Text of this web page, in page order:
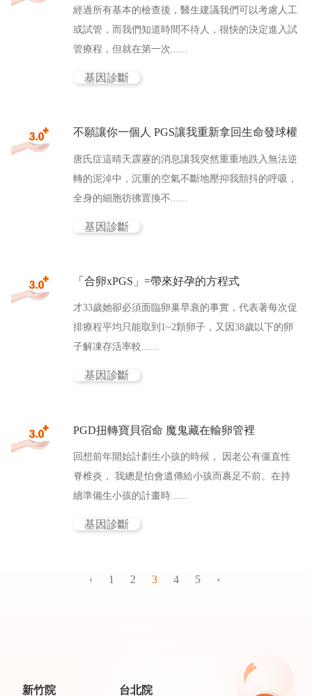
經過所有基本的檢查後，醫生建議我們可以考慮人工
或試管，而我們知道時間不待人，很快的決定進入試
管療程，但就在第一次......
基因診斷
不願讓你一個人 PGS讓我重新拿回生命發球權
唐氏症這晴天霹靂的消息讓我突然重重地跌入無法逆
轉的泥淖中，沉重的空氣不斷地壓抑我顫抖的呼吸，
全身的細胞彷彿置換不......
基因診斷
「合卵xPGS」=帶來好孕的方程式
才33歲她卻必須面臨卵巢早衰的事實，代表著每次促
排療程平均只能取到1~2顆卵子，又因38歲以下的卵
子解凍存活率較......
基因診斷
PGD扭轉寶貝宿命 魔鬼藏在輸卵管裡
回想前年開始計劃生小孩的時候， 因老公有僵直性
脊椎炎， 我總是怕會遺傳給小孩而裹足不前。在持
續準備生小孩的計畫時......
基因診斷
‹ 1 2 3 4 5 ›
新竹院 台北院